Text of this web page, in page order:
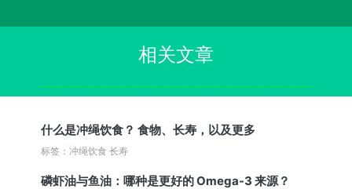
相关文章
什么是冲绳饮食？ 食物、长寿，以及更多
标签：冲绳饮食 长寿
磷虾油与鱼油：哪种是更好的 Omega-3 来源？